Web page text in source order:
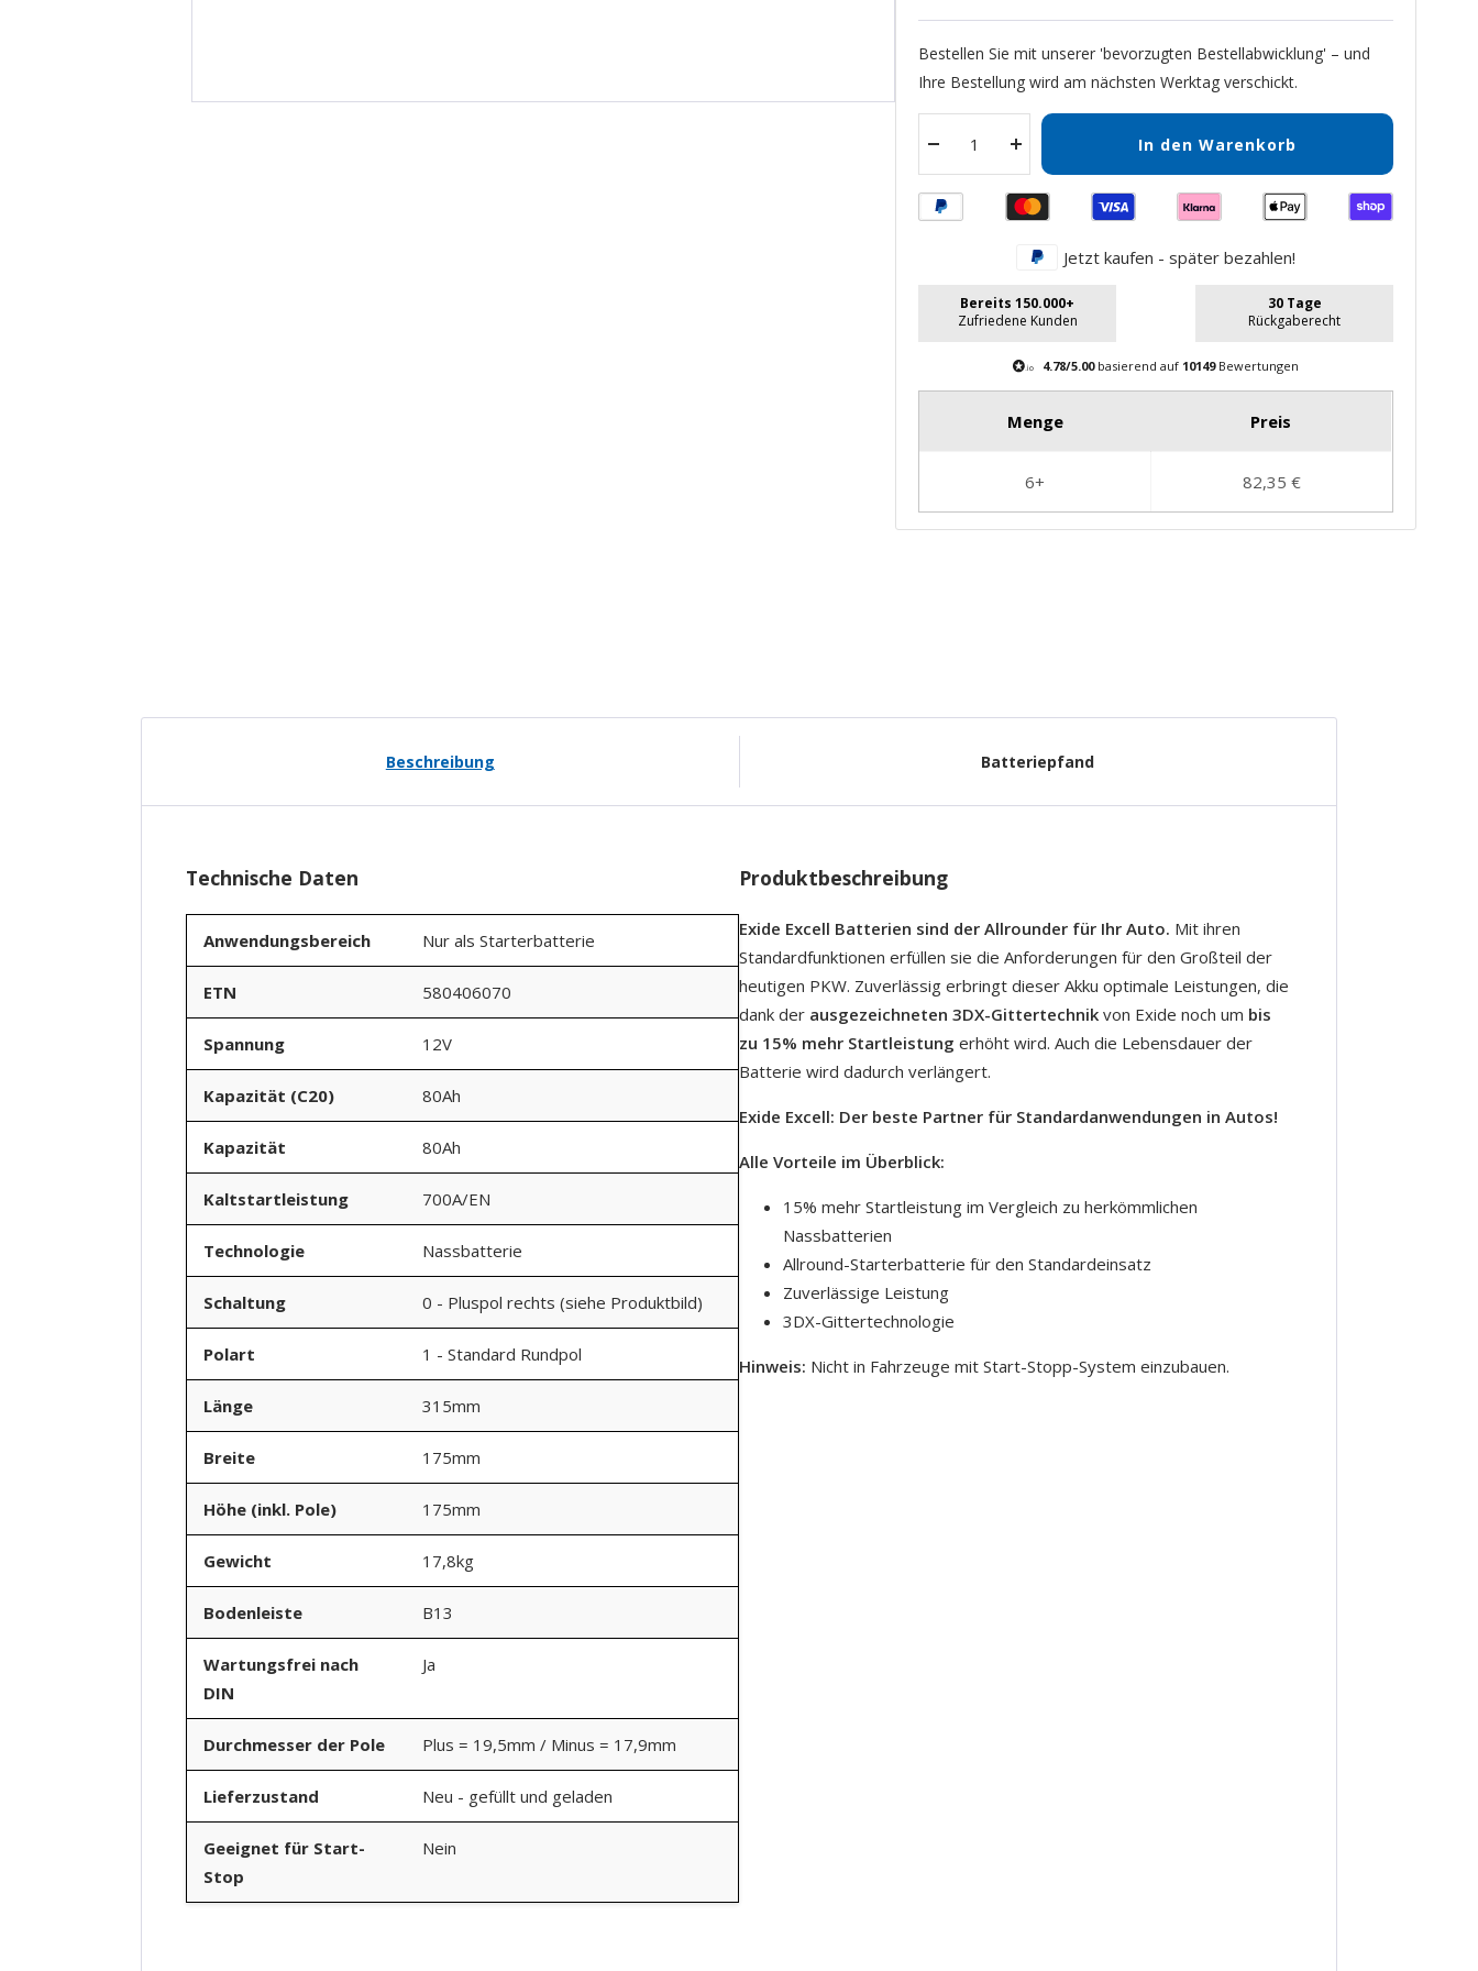
Bestellen Sie mit unserer 'bevorzugten Bestellabwicklung' – und
Ihre Bestellung wird am nächsten Werktag verschickt.
Menge
Menge
In den Warenkorb
Jetzt kaufen - später bezahlen!
Bereits 150.000+
Zufriedene Kunden
30 Tage
Rückgaberecht
4.78/5.00basierend auf 10149Bewertungen
Beschreibung Batteriepfand
Technische Daten
Anwendungsbereich Nur als Starterbatterie
ETN 580406070
Spannung 12V
Kapazität (C20) 80Ah
Kapazität 80Ah
Kaltstartleistung 700A/EN
Technologie Nassbatterie
Schaltung 0 - Pluspol rechts (siehe Produktbild)
Polart 1 - Standard Rundpol
Länge 315mm
Breite 175mm
Höhe (inkl. Pole) 175mm
Gewicht 17,8kg
Bodenleiste B13
Wartungsfrei nach
DIN
Ja
Durchmesser der Pole Plus = 19,5mm / Minus = 17,9mm
Lieferzustand Neu - gefüllt und geladen
Geeignet für Start-
Stop
Nein
Produktbeschreibung
Exide Excell Batterien sind der Allrounder für Ihr Auto. Mit ihren
Standardfunktionen erfüllen sie die Anforderungen für den Großteil der
heutigen PKW. Zuverlässig erbringt dieser Akku optimale Leistungen, die
dank der ausgezeichneten 3DX-Gittertechnik von Exide noch um bis
zu 15% mehr Startleistung erhöht wird. Auch die Lebensdauer der
Batterie wird dadurch verlängert.
Exide Excell: Der beste Partner für Standardanwendungen in Autos!
Alle Vorteile im Überblick:
15% mehr Startleistung im Vergleich zu herkömmlichen
Nassbatterien
Allround-Starterbatterie für den Standardeinsatz
Zuverlässige Leistung
3DX-Gittertechnologie
Hinweis: Nicht in Fahrzeuge mit Start-Stopp-System einzubauen.